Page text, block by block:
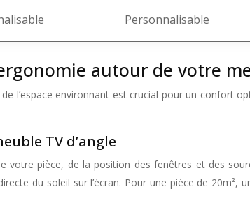
Personnalisable
autour de votre
l’espace environnant est crucial pour un confort
TV d’angle
votre pièce, de la position des fenêtres et des
du soleil sur l’écran. Pour une pièce de